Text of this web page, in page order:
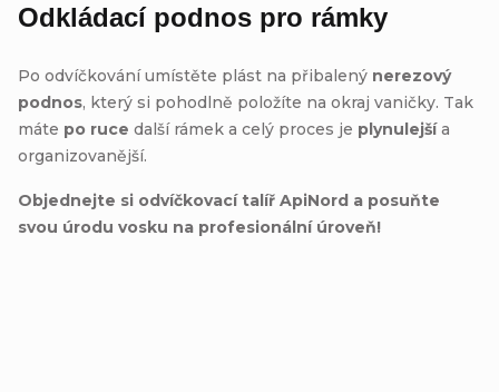
Odkládací podnos pro rámky
Po odvíčkování umístěte plást na přibalený nerezový
podnos, který si pohodlně položíte na okraj vaničky. Tak
máte po ruce další rámek a celý proces je plynulejšía
organizovanější.
Objednejte si odvíčkovací talíř ApiNord a posuňte
svou úrodu vosku na profesionální úroveň!